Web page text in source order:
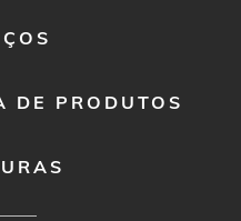
DE PRODUTOS